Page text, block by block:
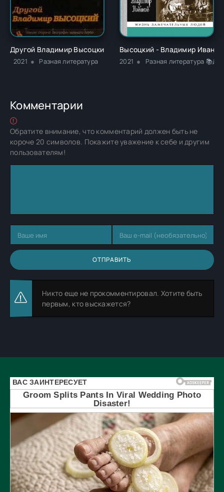
Другой Владимир Высоцкий - Федор Ибатович Раззаков
2021 Разная литература
Высоцкий - Владимир
2021 Разная литература
Комментарии
Обратите внимание, что комментарий должен быть не
короче 20 символов. Покажите уважение к себе и другим
пользователям!
ОТПРАВИТЬ
Никто еще не прокомментировал. Хотите быть
первым, кто выскажется?